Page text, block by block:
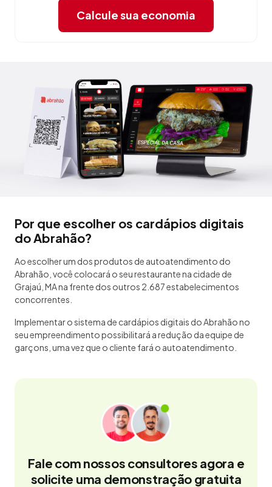
Calcule sua economia
Por que escolher os cardápios digitais
do Abrahão?
Ao escolher um dos produtos de autoatendimento do
Abrahão, você colocará o seu restaurante na cidade de
Grajaú, MA na frente dos outros 2.687 estabelecimentos
concorrentes.
Implementar o sistema de cardápios digitais do Abrahão no
seu empreendimento possibilitará a redução da equipe de
garçons, uma vez que o cliente fará o autoatendimento.
Fale com nossos consultores agora e
solicite uma demonstração gratuita